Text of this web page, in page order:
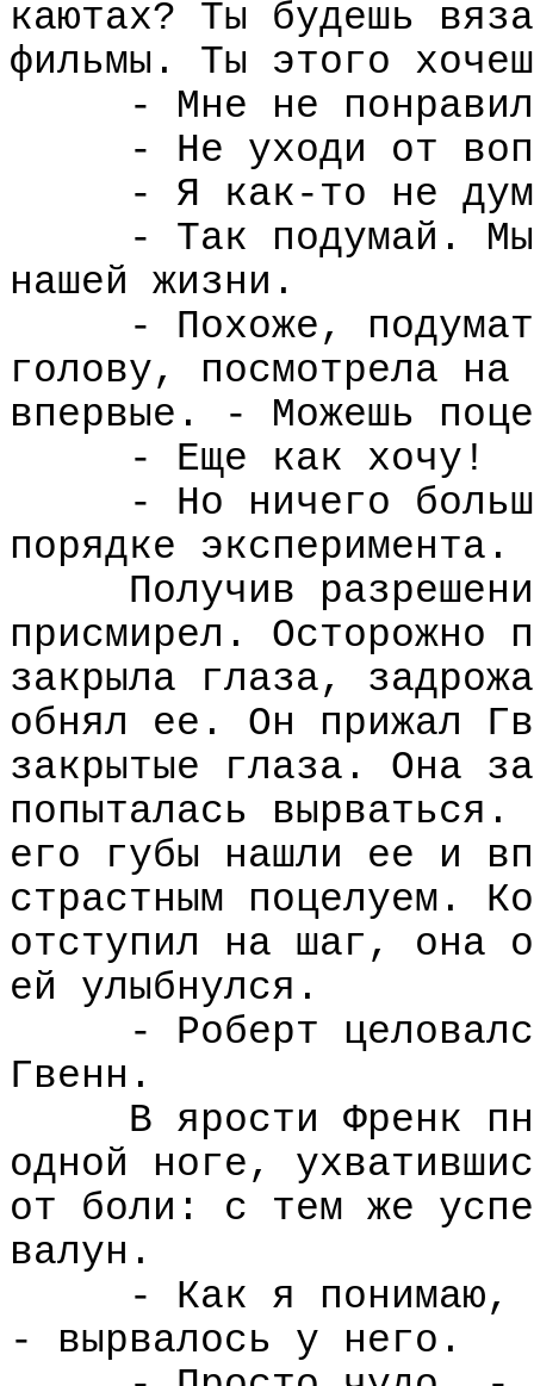
каютах? Ты будешь
фильмы. Ты этого
- Мне не
- Не уходи от
- Я как-то не
- Так подумай.
нашей жизни.
- Похоже,
голову, посмотрела
впервые. - Можешь
- Еще как хочу!
- Но ничего
порядке эксперимента.
Получив
присмирел. Осторожно
закрыла глаза,
обнял ее. Он прижал
закрытые глаза. Она
попыталась
его губы нашли ее и
страстным поцелуем.
отступил на шаг, она
ей улыбнулся.
- Роберт
Гвенн.
В ярости Френк
одной ноге,
от боли: с тем же
валун.
- Как я понимаю,
- вырвалось у него.